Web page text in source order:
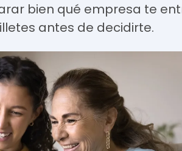
bien qué empresa te
antes de decidirte.